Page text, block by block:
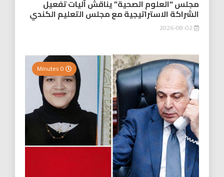
مجلس “العلوم الصحية” يناقش آليات تفعيل
الشراكة الاستراتيجية مع مجلس التعليم الكندي